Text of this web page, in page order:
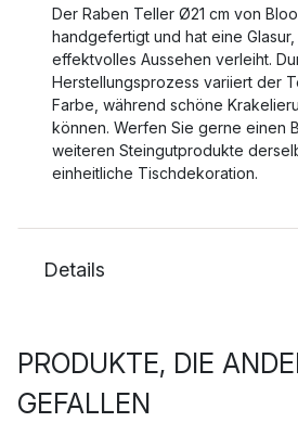
Der Raben Teller Ø21 cm von
handgefertigt und hat eine
effektvolles Aussehen verleiht.
Herstellungsprozess variiert der
Farbe, während schöne
können. Werfen Sie gerne einen
weiteren Steingutprodukte
einheitliche Tischdekoration.
Details
PRODUKTE, DIE
GEFALLEN